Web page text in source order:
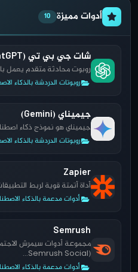
أدوات مميزة 10
شات جي بي تي (ChatGPT)
روبوت محادثة متقدم يعمل
روبوتات الدردشة بالذكاء
جيميناي (Gemini)
جيميناي هو نموذج ذكاء
روبوتات الدردشة بالذكاء
Zapier
أداة أتمتة قوية لربط
أدوات مدعمة بالذكاء
Semrush
مجموعة أدوات سيمرش
(Semrush Social...
أدوات مدعمة بالذكاء